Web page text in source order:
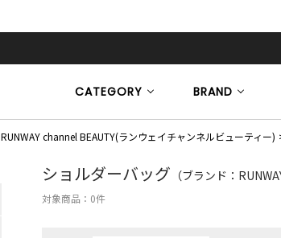
CATEGORY BRAND
RUNWAY channel BEAUTY(ランウェイチャンネルビューティー)
ショルダーバッグ （ブランド：
対象商品： 0件